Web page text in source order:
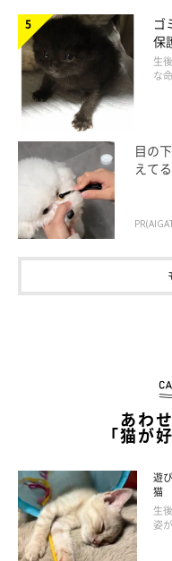
ゴ
保
美
生
な
目の
えて
あわ
「猫が
遊
猫
生
姿